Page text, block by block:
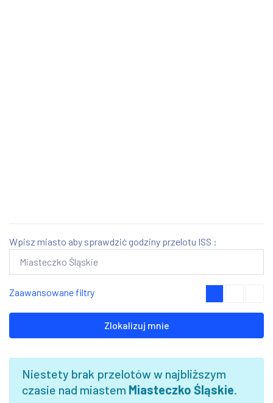
Wpisz miasto aby sprawdzić godziny przelotu ISS :
Zaawansowane filtry
Zlokalizuj mnie
Niestety brak przelotów w najbliższym
czasie nad miastem Miasteczko Śląskie.